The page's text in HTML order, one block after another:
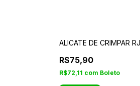
ALICATE DE CRIMPAR
R$75,90
R$72,11 com Boleto